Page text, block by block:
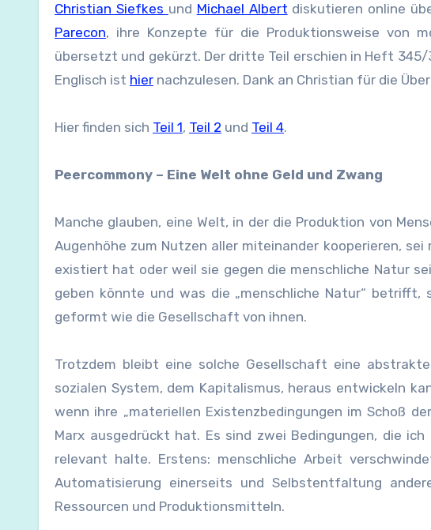
Christian Siefkes und Michael Albert diskutieren online
Parecon, ihre Konzepte für die Produktionsweise von
übersetzt und gekürzt. Der dritte Teil erschien in Heft
Englisch ist hier nachzulesen. Dank an Christian für die
Hier finden sich Teil 1, Teil 2 und Teil 4.
Peercommony – Eine Welt ohne Geld und Zwang
Manche glauben, eine Welt, in der die Produktion von
Augenhöhe zum Nutzen aller miteinander kooperieren,
existiert hat oder weil sie gegen die menschliche Natur
geben könnte und was die „menschliche Natur“
geformt wie die Gesellschaft von ihnen.
Trotzdem bleibt eine solche Gesellschaft eine
sozialen System, dem Kapitalismus, heraus entwickeln
wenn ihre „materiellen Existenzbedingungen im Schoß
Marx ausgedrückt hat. Es sind zwei Bedingungen, die
relevant halte. Erstens: menschliche Arbeit
Automatisierung einerseits und Selbstentfaltung
Ressourcen und Produktionsmitteln.